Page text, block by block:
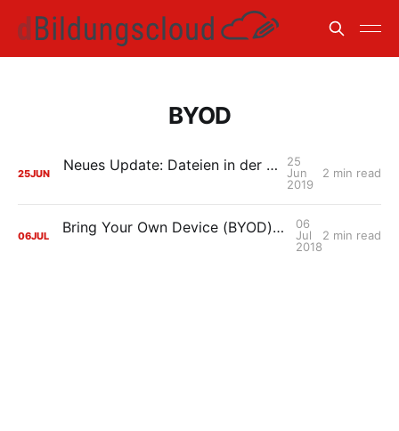
BYOD
25JUN Neues Update: Dateien in der Android-App
25
Jun
2019
2 min read
06JUL Bring Your Own Device (BYOD): Nutzung schülereigener* Geräte im Schulalltag
06
Jul
2018
2 min read